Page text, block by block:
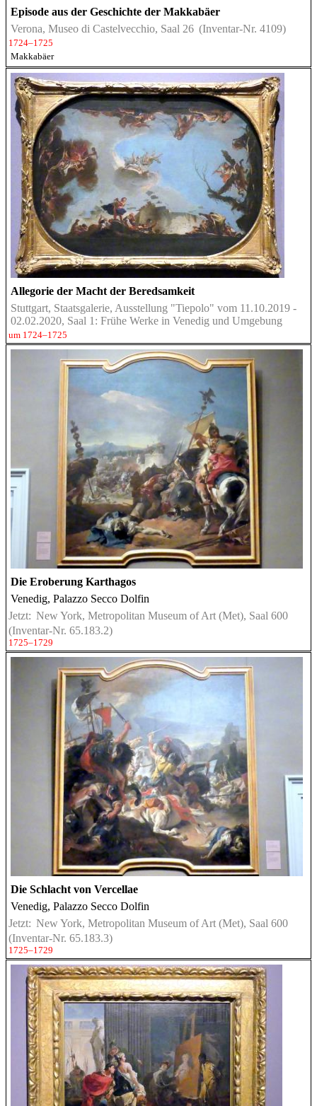
Episode aus der Geschichte der Makkabäer
Verona, Museo di Castelvecchio, Saal 26 (Inventar-Nr. 4109)
1724–1725
Makkabäer
Allegorie der Macht der Beredsamkeit
Stuttgart, Staatsgalerie, Ausstellung "Tiepolo" vom 11.10.2019 -
02.02.2020, Saal 1: Frühe Werke in Venedig und Umgebung
um 1724–1725
Die Eroberung Karthagos
Venedig, Palazzo Secco Dolfin
Jetzt: New York, Metropolitan Museum of Art (Met), Saal 600
(Inventar-Nr. 65.183.2)
1725–1729
Die Schlacht von Vercellae
Venedig, Palazzo Secco Dolfin
Jetzt: New York, Metropolitan Museum of Art (Met), Saal 600
(Inventar-Nr. 65.183.3)
1725–1729